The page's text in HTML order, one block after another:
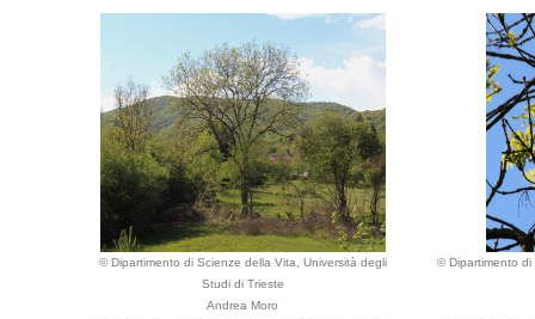
© Dipartimento di Scienze della Vita, Università degli
Studi di Trieste
Andrea Moro
© Dipartimento di